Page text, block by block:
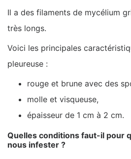
Il a des filaments de mycélium
très longs.
Voici les principales
pleureuse :
rouge et brune avec des
molle et visqueuse,
épaisseur de 1 cm à 2 cm.
Quelles conditions faut-il pour
nous infester ?